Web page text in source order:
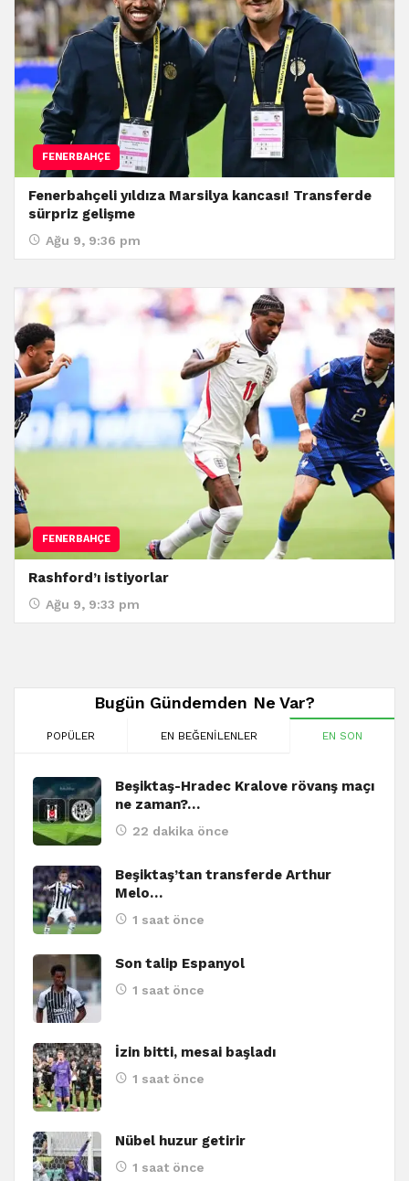
FENERBAHÇE
Fenerbahçeli yıldıza Marsilya kancası! Transferde
sürpriz gelişme
Ağu 9, 9:36 pm
FENERBAHÇE
Rashford’ı istiyorlar
Ağu 9, 9:33 pm
Bugün Gündemden Ne Var?
POPÜLER EN BEĞENILENLER EN SON
Beşiktaş-Hradec Kralove rövanş maçı
ne zaman?…
22 dakika önce
Beşiktaş’tan transferde Arthur
Melo…
1 saat önce
Son talip Espanyol
1 saat önce
İzin bitti, mesai başladı
1 saat önce
Nübel huzur getirir
1 saat önce